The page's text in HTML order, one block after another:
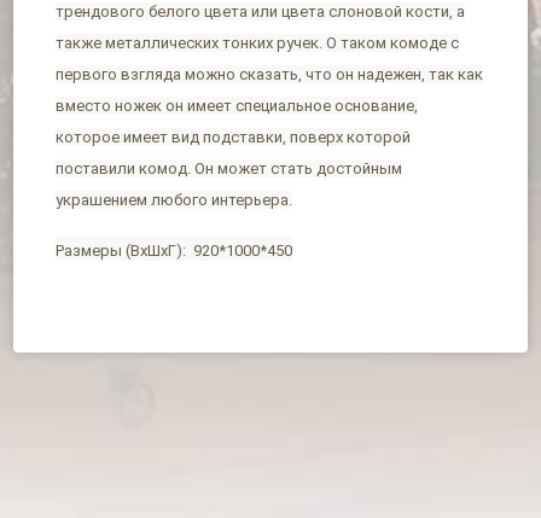
трендового белого цвета или цвета слоновой кости, а
также металлических тонких ручек. О таком комоде с
первого взгляда можно сказать, что он надежен, так как
вместо ножек он имеет специальное основание,
которое имеет вид подставки, поверх которой
поставили комод. Он может стать достойным
украшением любого интерьера.
Размеры (ВхШхГ): 920*1000*450